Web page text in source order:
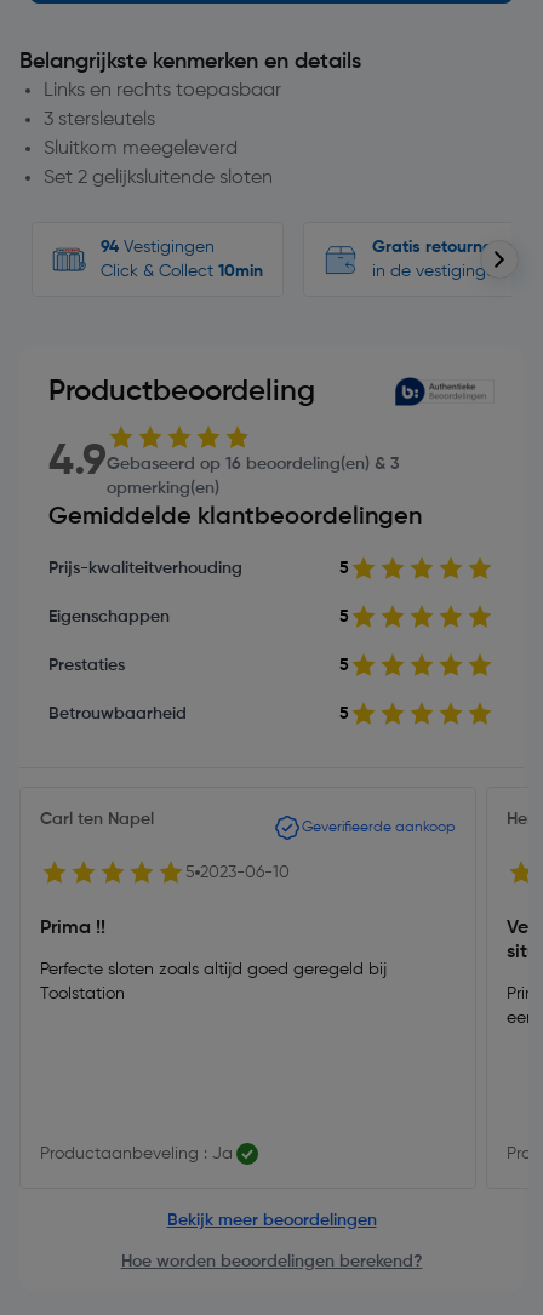
Belangrijkste kenmerken en details
Links en rechts toepasbaar
3 stersleutels
Sluitkom meegeleverd
Set 2 gelijksluitende sloten
94 Vestigingen
Click & Collect 10min
Gratis retourneren
in de vestigingen
Productbeoordeling
4.9Gebaseerd op 16 beoordeling(en) & 3
opmerking(en)
Gemiddelde klantbeoordelingen
Prijs-kwaliteitverhouding 5
Eigenschappen 5
Prestaties 5
Betrouwbaarheid 5
Carl ten Napel Geverifieerde aankoop
5 2023-06-10
Prima !!
Perfecte sloten zoals altijd goed geregeld bij
Toolstation
Productaanbeveling : Ja
een
Bekijk meer beoordelingen
Hoe worden beoordelingen berekend?